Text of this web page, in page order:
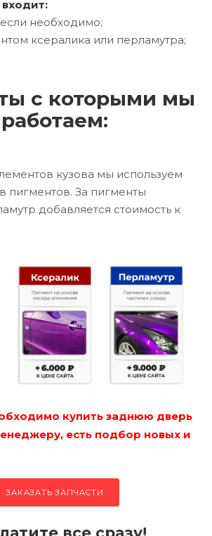
необходимо;
ксералика или перламутра;
с которыми мы
работаем:
кузова мы используем
пигментов. За пигменты
добавляется стоимость к
купить заднюю дверь
есть подбор новых и
ЗАКАЗАТЬ ЗАПЧАСТИ
все сразу!